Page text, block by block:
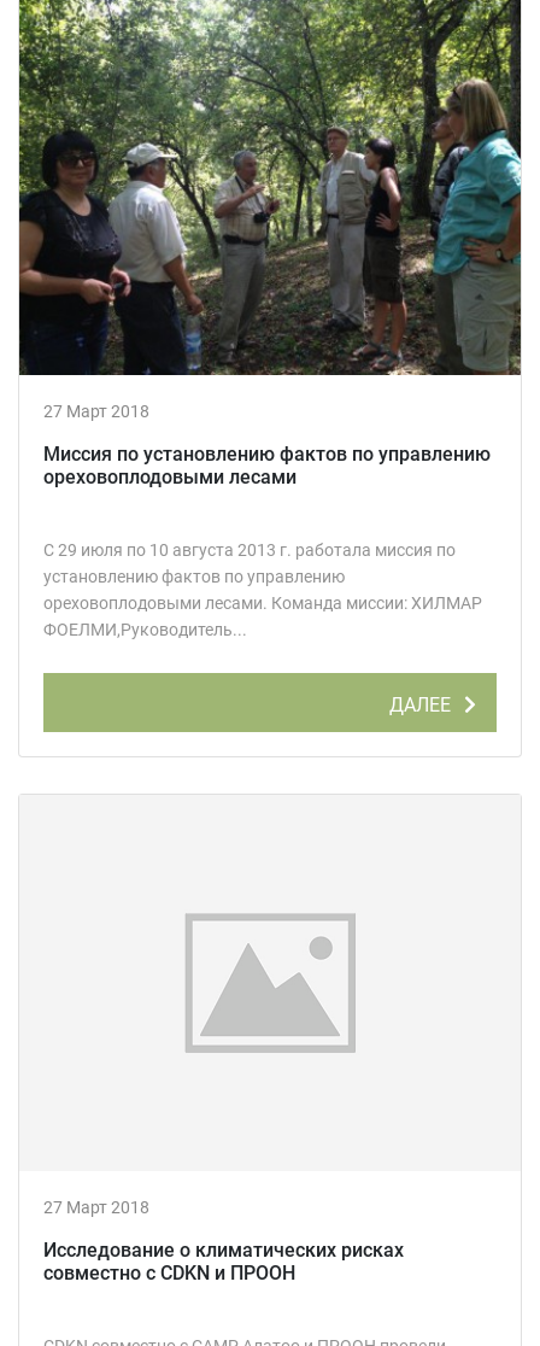
27 Март 2018
Миссия по установлению фактов по управлению
ореховоплодовыми лесами
С 29 июля по 10 августа 2013 г. работала миссия по
установлению фактов по управлению
ореховоплодовыми лесами. Команда миссии: ХИЛМАР
ФОЕЛМИ,Руководитель...
ДАЛЕЕ
27 Март 2018
Исследование о климатических рисках
совместно с CDKN и ПРООН